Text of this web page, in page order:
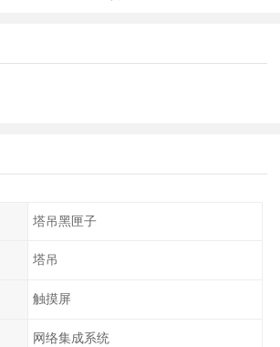
塔吊黑匣子
塔吊
触摸屏
网络集成系统